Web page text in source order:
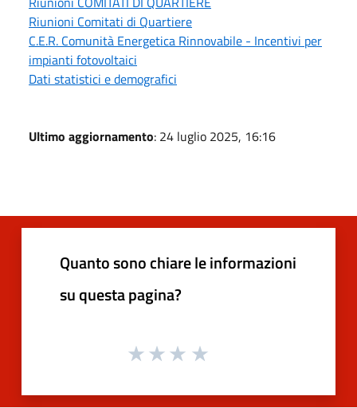
Riunioni Comitati di Quartiere
C.E.R. Comunità Energetica Rinnovabile - Incentivi per
impianti fotovoltaici
Dati statistici e demografici
Ultimo aggiornamento: 24 luglio 2025, 16:16
Quanto sono chiare le informazioni
su questa pagina?